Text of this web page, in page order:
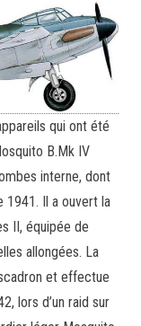
qui ont été
B.Mk IV
interne, dont
1941. Il a ouvert la
II, équipée de
allongées. La
et effectue
lors d’un raid sur